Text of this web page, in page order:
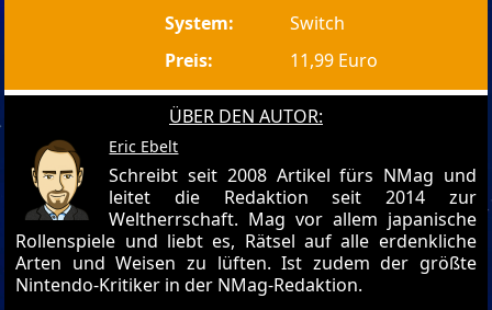
System:
Switch
Preis:
11,99 Euro
ÜBER DEN AUTOR:
Eric Ebelt
Schreibt seit 2008 Artikel fürs NMag und
leitet die Redaktion seit 2014 zur
Weltherrschaft. Mag vor allem japanische
Rollenspiele und liebt es, Rätsel auf alle erdenkliche
Arten und Weisen zu lüften. Ist zudem der größte
Nintendo-Kritiker in der NMag-Redaktion.